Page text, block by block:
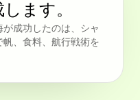
ます。
成功したのは、シャ
、食料、航行戦術を